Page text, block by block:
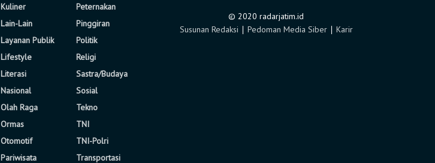
Kuliner
Lain-Lain
Layanan Publik
Lifestyle
Literasi
Nasional
Olah Raga
Ormas
Otomotif
Pariwisata
Peternakan
Pinggiran
Politik
Religi
Sastra/Budaya
Sosial
Tekno
TNI
TNI-Polri
Transportasi
© 2020 radarjatim.id
Susunan Redaksi ∣ Pedoman Media Siber∣ Karir